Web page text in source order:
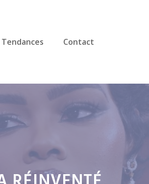
Tendances Contact